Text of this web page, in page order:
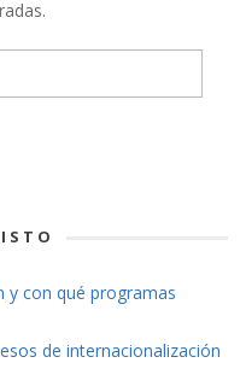
y con qué programas
de internacionalización